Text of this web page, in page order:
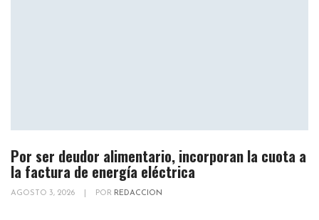
Por ser deudor alimentario, incorporan la cuota a
la factura de energía eléctrica
AGOSTO 3, 2026 POR REDACCION